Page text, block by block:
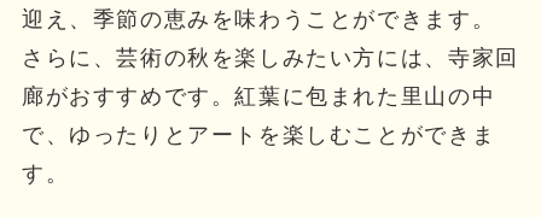
迎え、季節の恵みを味わうことができます。
さらに、芸術の秋を楽しみたい方には、寺家回
廊がおすすめです。紅葉に包まれた里山の中
で、ゆったりとアートを楽しむことができま
す。